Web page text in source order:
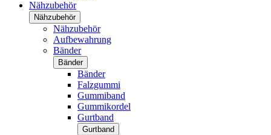
Nähzubehör
Nähzubehör
Nähzubehör
Aufbewahrung
Bänder
Bänder
Bänder
Falzgummi
Gummiband
Gummikordel
Gurtband
Gurtband